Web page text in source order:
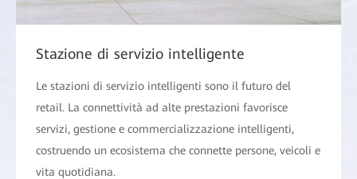
Stazione di servizio intelligente
Le stazioni di servizio intelligenti sono il futuro del
retail. La connettività ad alte prestazioni favorisce
servizi, gestione e commercializzazione intelligenti,
costruendo un ecosistema che connette persone, veicoli e
vita quotidiana.